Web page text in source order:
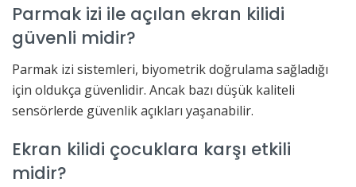
Parmak izi ile açılan ekran kilidi
güvenli midir?
Parmak izi sistemleri, biyometrik doğrulama sağladığı
için oldukça güvenlidir. Ancak bazı düşük kaliteli
sensörlerde güvenlik açıkları yaşanabilir.
Ekran kilidi çocuklara karşı etkili
midir?